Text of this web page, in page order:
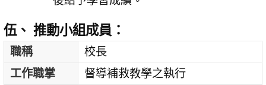
伍、 推動小組成員：
職稱
校長
工作職掌
督導補救教學之執行